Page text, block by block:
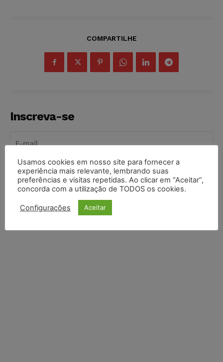
COMPARTILHE
Inscreva-se
INSCREVER
Usamos cookies em nosso site para fornecer a
experiência mais relevante, lembrando suas
preferências e visitas repetidas. Ao clicar em “Aceitar”,
concorda com a utilização de TODOS os cookies.
Configurações Aceitar